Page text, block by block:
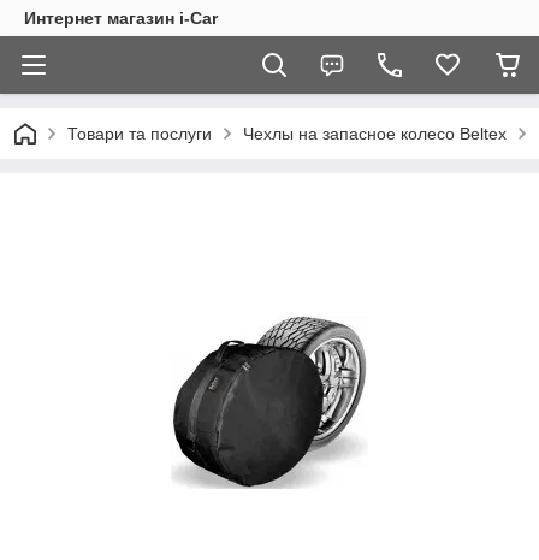
Интернет магазин i-Car
Товари та послуги Чехлы на запасное колесо Beltex